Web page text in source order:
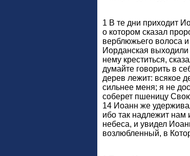
1 В те дни приходит
о котором сказал
верблюжьего волоса
Иорданская выходили
нему креститься,
думайте говорить в
дерев лежит: всякое
сильнее меня; я не
соберет пшеницу
14 Иоанн же
ибо так надлежит нам
небеса, и увидел
возлюбленный, в